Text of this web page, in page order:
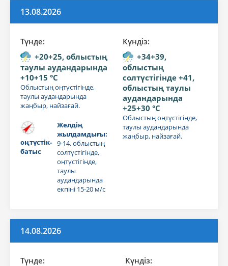
13.08.2026
Түнде:
+20+25, облыстың
таулы аудандарында
+10+15 °C
Облыстың оңтүстігінде,
таулы аудандарында
жаңбыр, найзағай.
оңтүстік-
батыс
Желдің
жылдамдығы:
9-14, облыстың
солтүстігінде,
оңтүстігінде,
таулы
аудандарында
екпіні 15-20 м/с
Күндiз:
+34+39,
облыстың
солтүстігінде +41,
облыстың таулы
аудандарында
+25+30 °C
Облыстың оңтүстігінде,
таулы аудандарында
жаңбыр, найзағай.
14.08.2026
Түнде:
Күндiз: